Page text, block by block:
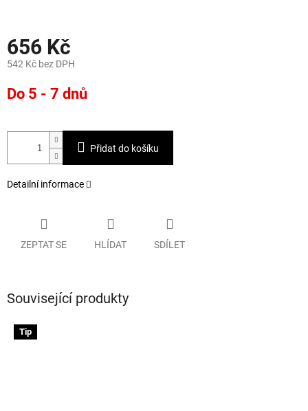
656 Kč
542 Kč bez DPH
cena:
Do 5 - 7 dnů
Přidat do košíku
Detailní informace
ZEPTAT SE HLÍDAT SDÍLET
Související produkty
Tip